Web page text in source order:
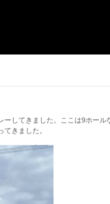
ーしてきました。ここは9ホール
きました。